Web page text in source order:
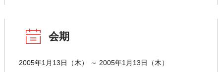
会期
2005年1月13日（木） ～ 2005年1月13日（木）